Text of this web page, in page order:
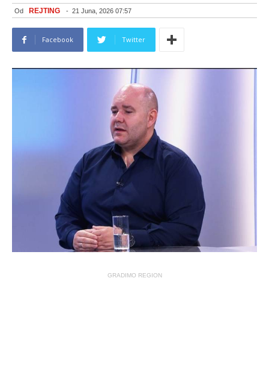
Od REJTING - 21 Juna, 2026 07:57
Facebook Twitter
GRADIMO REGION